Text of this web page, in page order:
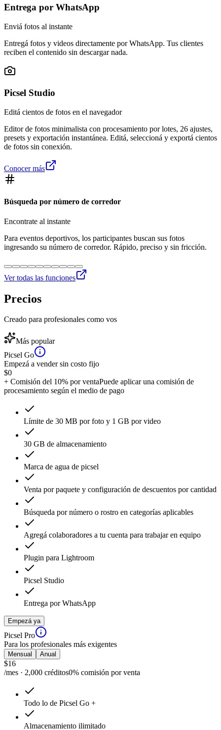
Entrega por WhatsApp
Enviá fotos al instante
Entregá fotos y videos directamente por WhatsApp. Tus clientes
reciben el contenido sin descargar nada.
Picsel Studio
Editá cientos de fotos en el navegador
Editor de fotos minimalista con procesamiento por lotes, 26 ajustes,
presets y exportación instantánea. Editá, seleccioná y exportá cientos
de fotos sin conexión.
Conocer más
Búsqueda por número de corredor
Encontrate al instante
Para eventos deportivos, los participantes buscan sus fotos
ingresando su número de corredor. Rápido, preciso y sin fricción.
Ver todas las funciones
Precios
Creado para profesionales como vos
Más popular
Picsel Go
Empezá a vender sin costo fijo
$0
+ Comisión del 10% por ventaPuede aplicar una comisión de
procesamiento según el medio de pago
Límite de 30 MB por foto y 1 GB por video
30 GB de almacenamiento
Marca de agua de picsel
Venta por paquete y configuración de descuentos por cantidad
Búsqueda por número o rostro en categorías aplicables
Agregá colaboradores a tu cuenta para trabajar en equipo
Plugin para Lightroom
Picsel Studio
Entrega por WhatsApp
Empezá ya
Picsel Pro
Para los profesionales más exigentes
Mensual Anual
$16
/mes · 2,000 créditos0% comisión por venta
Todo lo de Picsel Go +
Almacenamiento ilimitado